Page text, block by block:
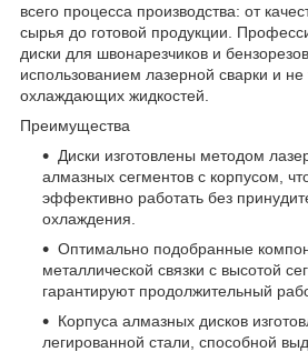
всего процесса производства: от
сырья до готовой продукции.
диски для швонарезчиков и
использованием лазерной сварки и
охлаждающих жидкостей.
Преимущества
Диски изготовлены методом
алмазных сегментов с корпусом,
эффективно работать без
охлаждения.
Оптимально подобранные
металлической связки с высотой
гарантируют продолжительный
Корпуса алмазных дисков
легированной стали, способной